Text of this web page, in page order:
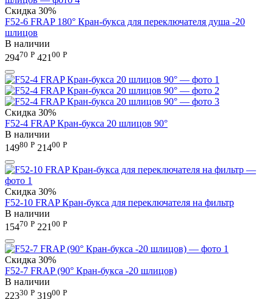
Скидка 30%
F52-6 FRAP 180° Кран-букса для переключателя душа -20
шлицов
В наличии
29470 Р 421 00 Р
Скидка 30%
F52-4 FRAP Кран-букса 20 шлицов 90°
В наличии
14980 Р 21400 Р
Скидка 30%
F52-10 FRAP Кран-букса для переключателя на фильтр
В наличии
15470 Р 221 00 Р
Скидка 30%
F52-7 FRAP (90° Кран-букса -20 шлицов)
В наличии
22330 Р 31900 Р